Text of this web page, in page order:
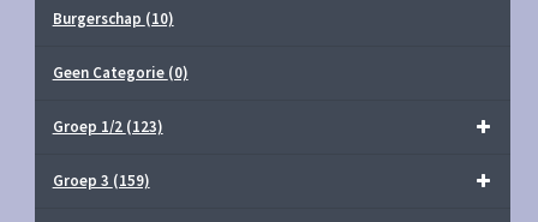
Burgerschap (10)
Geen Categorie (0)
Groep 1/2 (123)
Groep 3 (159)